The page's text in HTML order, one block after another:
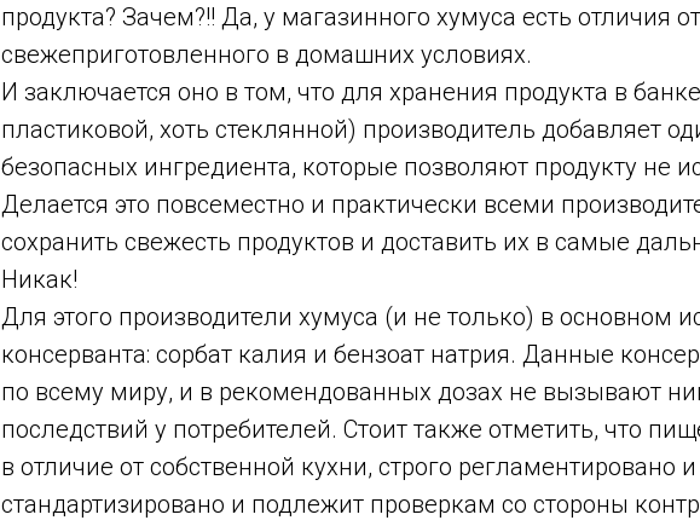
продукта? Зачем?!! Да, у магазинного хумуса есть отличия от
свежеприготовленного в домашних условиях.
И заключается оно в том, что для хранения продукта в
пластиковой, хоть стеклянной) производитель добавляет
безопасных ингредиента, которые позволяют продукту не
Делается это повсеместно и практически всеми
сохранить свежесть продуктов и доставить их в самые
Никак!
Для этого производители хумуса (и не только) в основном
консерванта: сорбат калия и бензоат натрия. Данные
по всему миру, и в рекомендованных дозах не вызывают
последствий у потребителей. Стоит также отметить, что
в отличие от собственной кухни, строго регламентировано и
стандартизировано и подлежит проверкам со стороны